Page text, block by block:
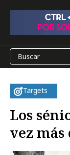
Targets
Los
vez